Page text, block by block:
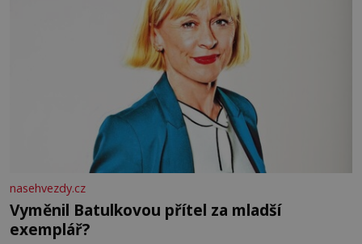
nasehvezdy.cz
Vyměnil Batulkovou přítel za mladší
exemplář?